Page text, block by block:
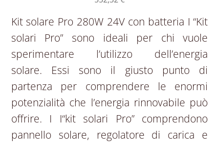
Kit solare Pro 280W 24V con batteria I “Kit
solari Pro” sono ideali per chi vuole
sperimentare l’utilizzo dell’energia
solare. Essi sono il giusto punto di
partenza per comprendere le enormi
potenzialità che l’energia rinnovabile può
offrire. I I“kit solari Pro” comprendono
pannello solare, regolatore di carica e